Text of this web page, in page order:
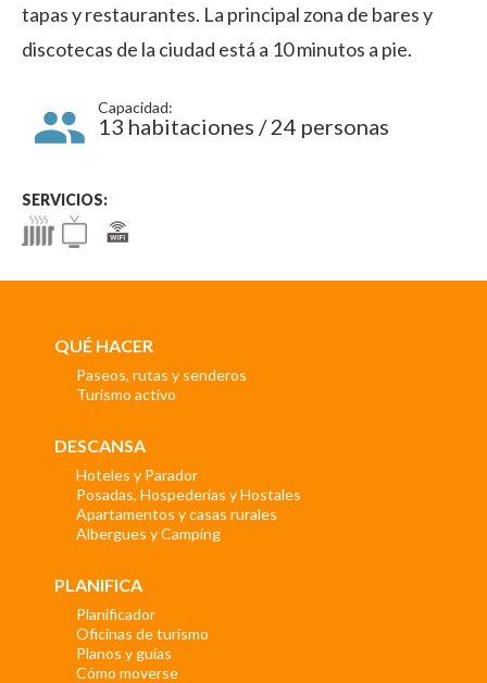
tapas y restaurantes. La principal zona de bares y
discotecas de la ciudad está a 10 minutos a pie.
Capacidad:
13 habitaciones / 24 personas
SERVICIOS:
QUÉ HACER
Paseos, rutas y senderos
Turismo activo
DESCANSA
Hoteles y Parador
Posadas, Hospederías y Hostales
Apartamentos y casas rurales
Albergues y Camping
PLANIFICA
Planificador
Oficinas de turismo
Planos y guías
Cómo moverse